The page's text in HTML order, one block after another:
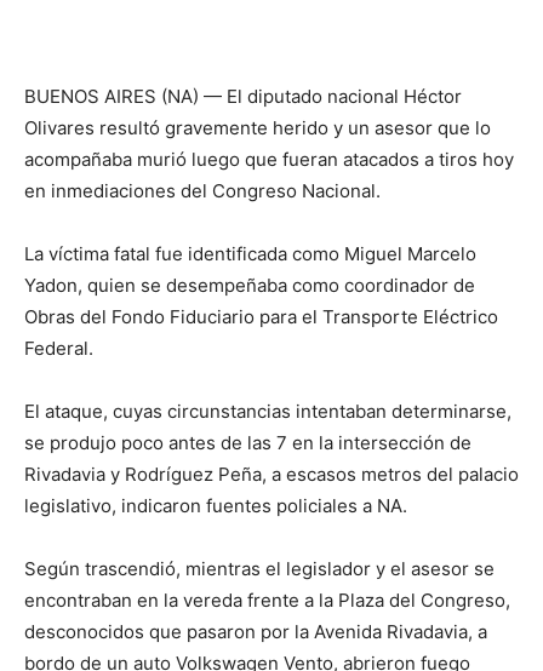
BUENOS AIRES (NA) — El diputado nacional Héctor
Olivares resultó gravemente herido y un asesor que lo
acompañaba murió luego que fueran atacados a tiros hoy
en inmediaciones del Congreso Nacional.
La víctima fatal fue identificada como Miguel Marcelo
Yadon, quien se desempeñaba como coordinador de
Obras del Fondo Fiduciario para el Transporte Eléctrico
Federal.
El ataque, cuyas circunstancias intentaban determinarse,
se produjo poco antes de las 7 en la intersección de
Rivadavia y Rodríguez Peña, a escasos metros del palacio
legislativo, indicaron fuentes policiales a NA.
Según trascendió, mientras el legislador y el asesor se
encontraban en la vereda frente a la Plaza del Congreso,
desconocidos que pasaron por la Avenida Rivadavia, a
bordo de un auto Volkswagen Vento, abrieron fuego